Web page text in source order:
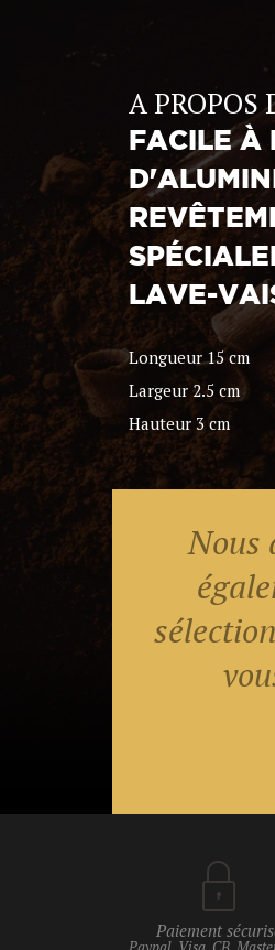
A PROPOS
FACILE À
LAVE-
Longueur 15 cm
Largeur 2.5 cm
Hauteur 3 cm
Nous
Paiement